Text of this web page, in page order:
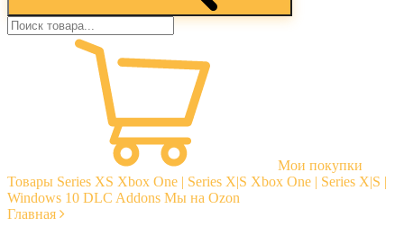
Мои покупки
Товары Series XS Xbox One | Series X|S Xbox One | Series X|S |
Windows 10 DLC Addons Мы на Ozon
Главная